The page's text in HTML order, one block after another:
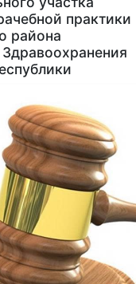
практики
района